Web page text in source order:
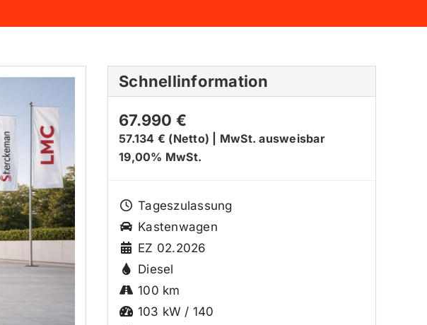
Schnellinformation
67.990 €
57.134 € (Netto)
MwSt. ausweisbar
19,00% MwSt.
Tageszulassung
Kastenwagen
EZ 02.2026
Diesel
100 km
103 kW / 140